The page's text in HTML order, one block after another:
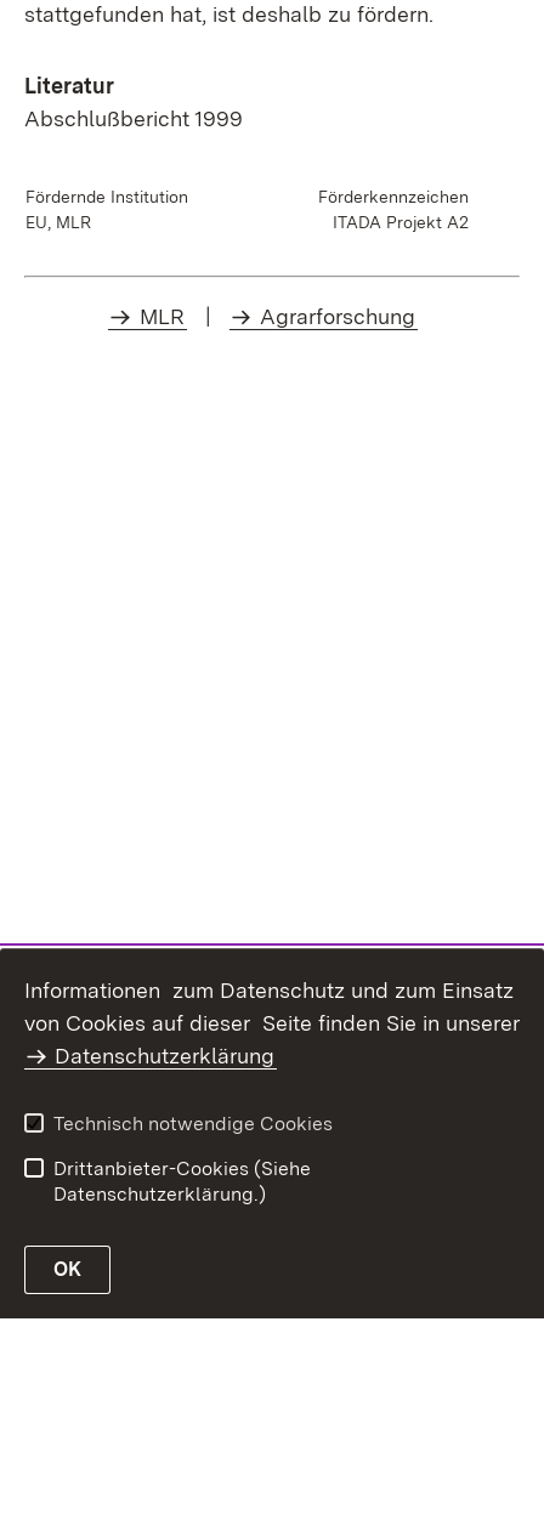
stattgefunden hat, ist deshalb zu fördern.
Literatur
Abschlußbericht 1999
Fördernde Institution
EU, MLR
Förderkennzeichen
ITADA Projekt A2
MLR Agrarforschung
Inhaltsübersicht
Kontakt
Barrierefreiheit
Benutzungshinweise
Informationen zum Datenschutz und zum Einsatz
von Cookies auf dieser Seite finden Sie in unserer
Datenschutzerklärung
Technisch notwendige Cookies
Drittanbieter-Cookies (Siehe
Datenschutzerklärung.)
OK